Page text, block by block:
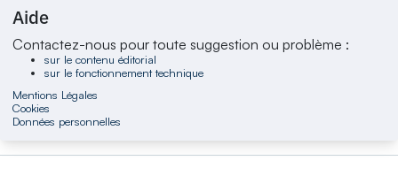
Aide
Contactez-nous pour toute suggestion ou problème :
sur le contenu éditorial
sur le fonctionnement technique
Mentions Légales
Cookies
Données personnelles